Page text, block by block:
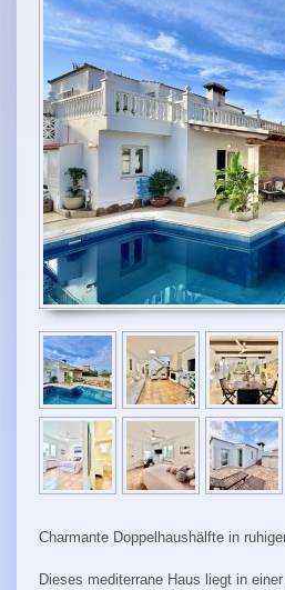
Charmante Doppelhaushälfte in
Dieses mediterrane Haus liegt in